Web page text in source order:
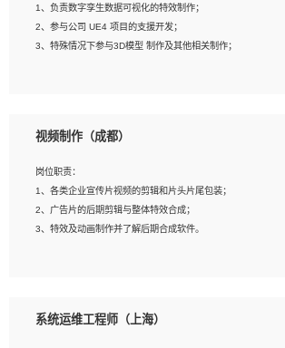
5、开发过 HoloLens 程序者优先。
1、负责数字孪生数据可视化的特效制作；
2、参与公司 UE4 项目的支援开发；
3、特殊情况下参与3D模型 制作及其他相关制作；
上；
3、想象力丰富, 有一定的艺术审美深度；
4、有良好的场景特效搭建功底；
5、熟悉 3Ds Max 或者 Maya；
6、有良好的沟通能力和团队合作意识；
视频制作（成都）
岗位职责：
1、各类企业宣传片视频的剪辑和片头片尾包装；
2、广告片的后期剪辑与整体特效合成；
3、特效及动画制作并了解后期合成软件。
2、熟练使用After Effect、Photo Shop、熟练掌握视频剪辑和
系统运维工程师（上海）